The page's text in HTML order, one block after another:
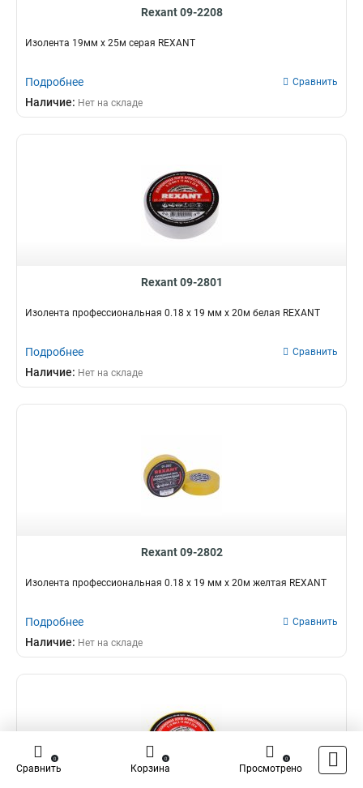
Rexant 09-2208
Изолента 19мм х 25м серая REXANT
Подробнее Сравнить
Наличие: Нет на складе
Rexant 09-2801
Изолента профессиональная 0.18 х 19 мм х 20м белая REXANT
Подробнее Сравнить
Наличие: Нет на складе
Rexant 09-2802
Изолента профессиональная 0.18 х 19 мм х 20м желтая REXANT
Подробнее Сравнить
Наличие: Нет на складе
Сравнить
0
Корзина
0
Просмотрено
0